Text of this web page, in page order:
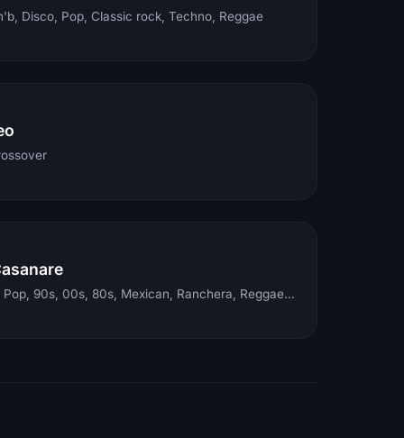
Disco, Pop, Classic rock, Techno, Reggae
Electronic, Rock, Pop, 90s, 00s, 80s, Mexican, Ranchera, Reggaeton, Instrumental, Salsa, Merengue, Tropical, Romantic, Vallenato, Llanera